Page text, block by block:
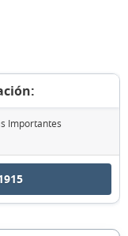
Importantes